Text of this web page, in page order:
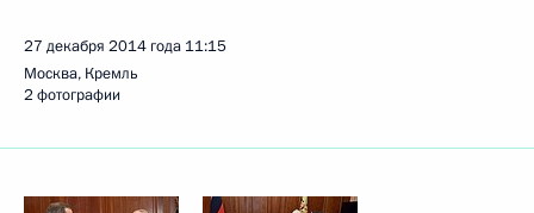
27 декабря 2014 года 11:15
Москва, Кремль
2 фотографии